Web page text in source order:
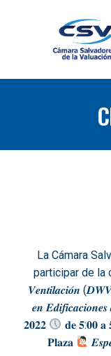
La Cámara
participar de la
𝑽𝒆𝒏𝒕𝒊𝒍𝒂𝒄𝒊𝒐́𝒏
𝒆𝒏
𝟐𝟎𝟐𝟐
𝐝𝐞 𝟓:𝟎𝟎 𝐚
𝐏𝐥𝐚𝐳𝐚